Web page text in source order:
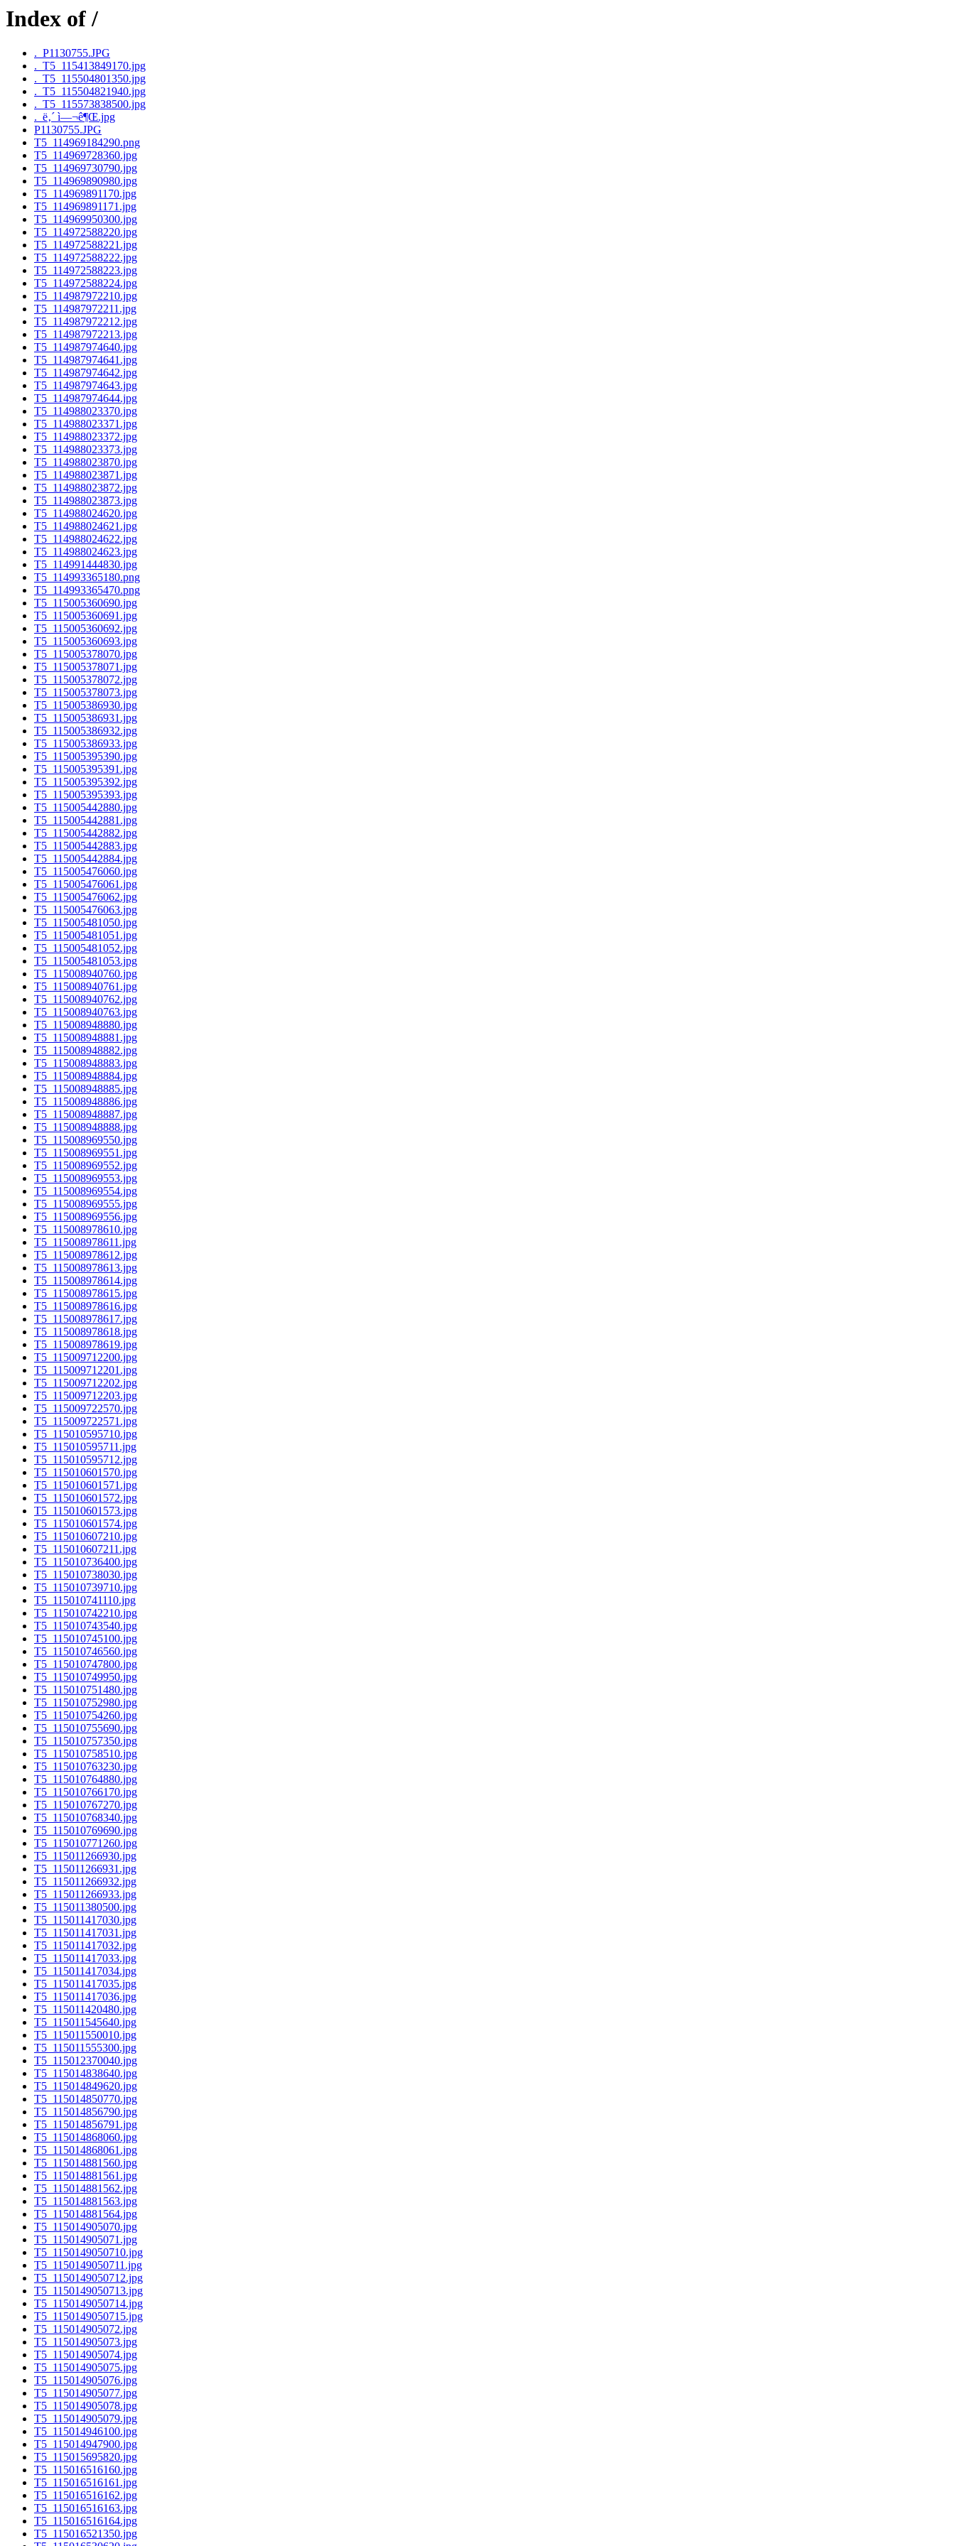
Index of /
._P1130755.JPG
._T5_115413849170.jpg
._T5_115504801350.jpg
._T5_115504821940.jpg
._T5_115573838500.jpg
._ë‚´ ì—¬ê¶Œ.jpg
P1130755.JPG
T5_114969184290.png
T5_114969728360.jpg
T5_114969730790.jpg
T5_114969890980.jpg
T5_114969891170.jpg
T5_114969891171.jpg
T5_114969950300.jpg
T5_114972588220.jpg
T5_114972588221.jpg
T5_114972588222.jpg
T5_114972588223.jpg
T5_114972588224.jpg
T5_114987972210.jpg
T5_114987972211.jpg
T5_114987972212.jpg
T5_114987972213.jpg
T5_114987974640.jpg
T5_114987974641.jpg
T5_114987974642.jpg
T5_114987974643.jpg
T5_114987974644.jpg
T5_114988023370.jpg
T5_114988023371.jpg
T5_114988023372.jpg
T5_114988023373.jpg
T5_114988023870.jpg
T5_114988023871.jpg
T5_114988023872.jpg
T5_114988023873.jpg
T5_114988024620.jpg
T5_114988024621.jpg
T5_114988024622.jpg
T5_114988024623.jpg
T5_114991444830.jpg
T5_114993365180.png
T5_114993365470.png
T5_115005360690.jpg
T5_115005360691.jpg
T5_115005360692.jpg
T5_115005360693.jpg
T5_115005378070.jpg
T5_115005378071.jpg
T5_115005378072.jpg
T5_115005378073.jpg
T5_115005386930.jpg
T5_115005386931.jpg
T5_115005386932.jpg
T5_115005386933.jpg
T5_115005395390.jpg
T5_115005395391.jpg
T5_115005395392.jpg
T5_115005395393.jpg
T5_115005442880.jpg
T5_115005442881.jpg
T5_115005442882.jpg
T5_115005442883.jpg
T5_115005442884.jpg
T5_115005476060.jpg
T5_115005476061.jpg
T5_115005476062.jpg
T5_115005476063.jpg
T5_115005481050.jpg
T5_115005481051.jpg
T5_115005481052.jpg
T5_115005481053.jpg
T5_115008940760.jpg
T5_115008940761.jpg
T5_115008940762.jpg
T5_115008940763.jpg
T5_115008948880.jpg
T5_115008948881.jpg
T5_115008948882.jpg
T5_115008948883.jpg
T5_115008948884.jpg
T5_115008948885.jpg
T5_115008948886.jpg
T5_115008948887.jpg
T5_115008948888.jpg
T5_115008969550.jpg
T5_115008969551.jpg
T5_115008969552.jpg
T5_115008969553.jpg
T5_115008969554.jpg
T5_115008969555.jpg
T5_115008969556.jpg
T5_115008978610.jpg
T5_115008978611.jpg
T5_115008978612.jpg
T5_115008978613.jpg
T5_115008978614.jpg
T5_115008978615.jpg
T5_115008978616.jpg
T5_115008978617.jpg
T5_115008978618.jpg
T5_115008978619.jpg
T5_115009712200.jpg
T5_115009712201.jpg
T5_115009712202.jpg
T5_115009712203.jpg
T5_115009722570.jpg
T5_115009722571.jpg
T5_115010595710.jpg
T5_115010595711.jpg
T5_115010595712.jpg
T5_115010601570.jpg
T5_115010601571.jpg
T5_115010601572.jpg
T5_115010601573.jpg
T5_115010601574.jpg
T5_115010607210.jpg
T5_115010607211.jpg
T5_115010736400.jpg
T5_115010738030.jpg
T5_115010739710.jpg
T5_115010741110.jpg
T5_115010742210.jpg
T5_115010743540.jpg
T5_115010745100.jpg
T5_115010746560.jpg
T5_115010747800.jpg
T5_115010749950.jpg
T5_115010751480.jpg
T5_115010752980.jpg
T5_115010754260.jpg
T5_115010755690.jpg
T5_115010757350.jpg
T5_115010758510.jpg
T5_115010763230.jpg
T5_115010764880.jpg
T5_115010766170.jpg
T5_115010767270.jpg
T5_115010768340.jpg
T5_115010769690.jpg
T5_115010771260.jpg
T5_115011266930.jpg
T5_115011266931.jpg
T5_115011266932.jpg
T5_115011266933.jpg
T5_115011380500.jpg
T5_115011417030.jpg
T5_115011417031.jpg
T5_115011417032.jpg
T5_115011417033.jpg
T5_115011417034.jpg
T5_115011417035.jpg
T5_115011417036.jpg
T5_115011420480.jpg
T5_115011545640.jpg
T5_115011550010.jpg
T5_115011555300.jpg
T5_115012370040.jpg
T5_115014838640.jpg
T5_115014849620.jpg
T5_115014850770.jpg
T5_115014856790.jpg
T5_115014856791.jpg
T5_115014868060.jpg
T5_115014868061.jpg
T5_115014881560.jpg
T5_115014881561.jpg
T5_115014881562.jpg
T5_115014881563.jpg
T5_115014881564.jpg
T5_115014905070.jpg
T5_115014905071.jpg
T5_1150149050710.jpg
T5_1150149050711.jpg
T5_1150149050712.jpg
T5_1150149050713.jpg
T5_1150149050714.jpg
T5_1150149050715.jpg
T5_115014905072.jpg
T5_115014905073.jpg
T5_115014905074.jpg
T5_115014905075.jpg
T5_115014905076.jpg
T5_115014905077.jpg
T5_115014905078.jpg
T5_115014905079.jpg
T5_115014946100.jpg
T5_115014947900.jpg
T5_115015695820.jpg
T5_115016516160.jpg
T5_115016516161.jpg
T5_115016516162.jpg
T5_115016516163.jpg
T5_115016516164.jpg
T5_115016521350.jpg